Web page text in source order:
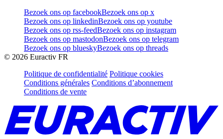
Bezoek ons op facebookBezoek ons op x
Bezoek ons op linkedinBezoek ons op youtube
Bezoek ons op rss-feedBezoek ons op instagram
Bezoek ons op mastodonBezoek ons op telegram
Bezoek ons op blueskyBezoek ons op threads
© 2026 Euractiv FR
Politique de confidentialité Politique cookies
Conditions générales Conditions d’abonnement
Conditions de vente